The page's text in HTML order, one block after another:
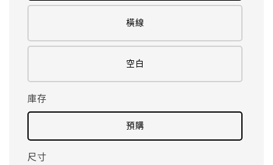
橫線
空白
庫存
預購
尺寸